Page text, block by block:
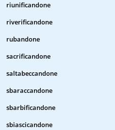
riunificandone
riverificandone
rubandone
sacrificandone
saltabeccandone
sbaraccandone
sbarbificandone
sbiascicandone